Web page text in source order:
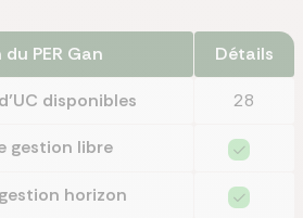
PER Gan Détails
disponibles 28
gestion libre
horizon